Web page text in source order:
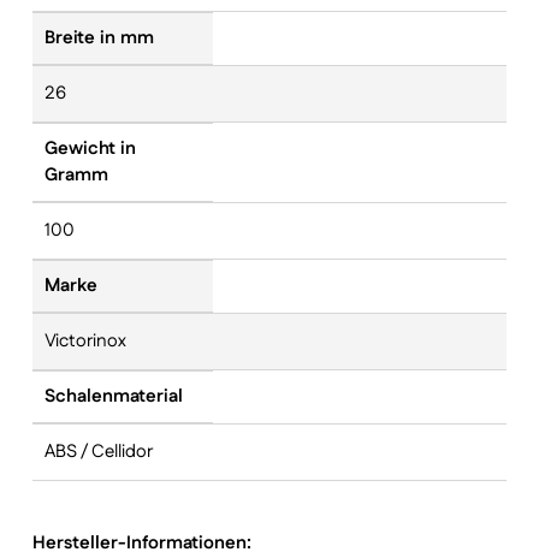
Breite in mm
26
Gewicht in
Gramm
100
Marke
Victorinox
Schalenmaterial
ABS / Cellidor
Hersteller-Informationen: